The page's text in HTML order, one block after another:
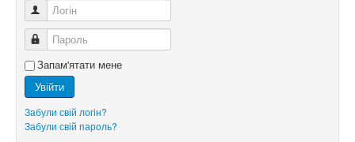
Логін
Пароль
Запам'ятати мене
Увійти
Забули свій логін?
Забули свій пароль?